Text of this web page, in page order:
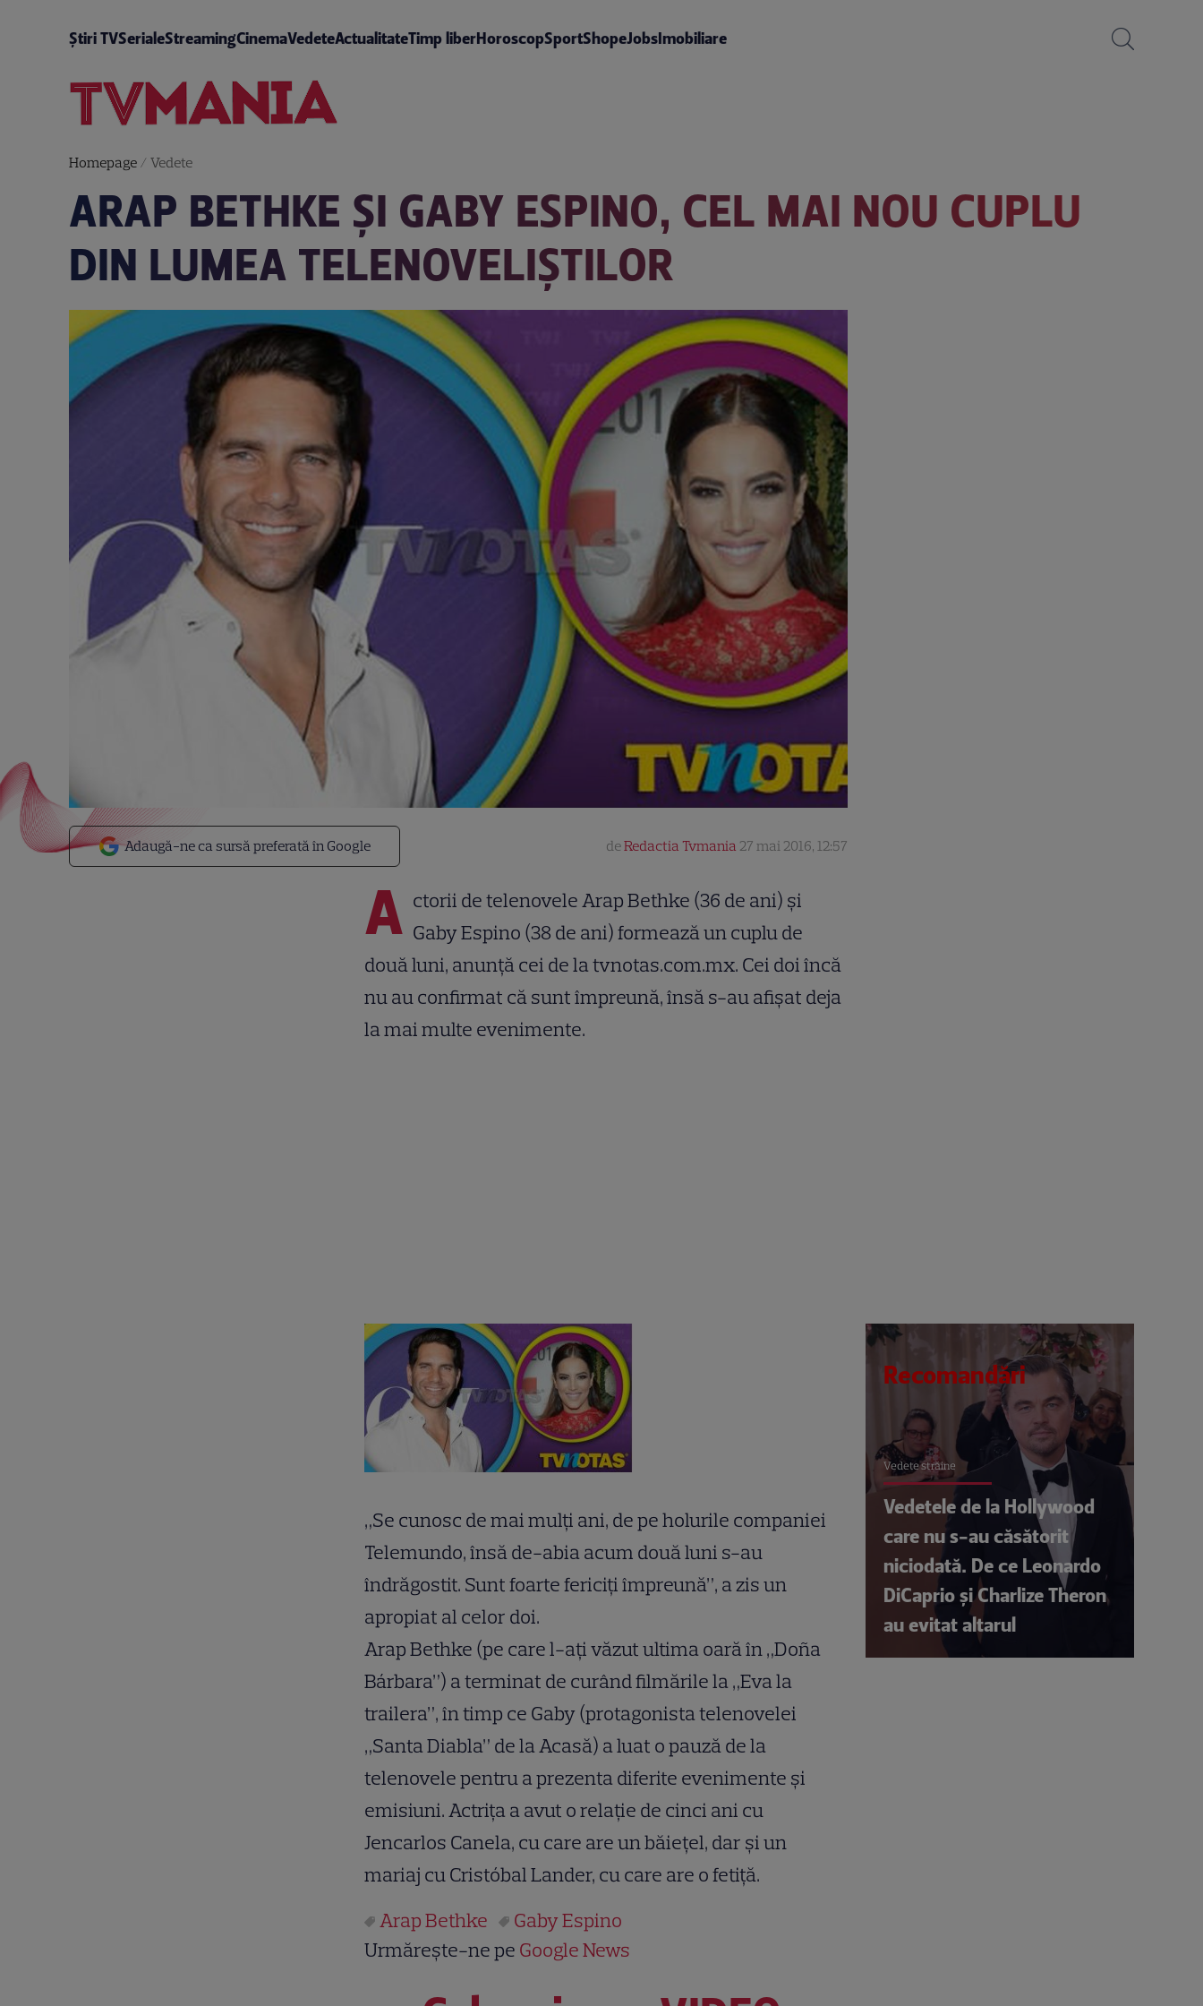
Știri TVSerialeStreamingCinemaVedeteActualitateTimp liberHoroscopSportShopeJobsImobiliare
Homepage/ Vedete
ARAP BETHKE ŞI GABY ESPINO, CEL MAI NOU CUPLU
DIN LUMEA TELENOVELIŞTILOR
Adaugă-ne ca sursă preferată în Google deRedactia Tvmania 27 mai 2016, 12:57
A ctorii de telenovele Arap Bethke (36 de ani) şi
Gaby Espino (38 de ani) formează un cuplu de
două luni, anunţă cei de la tvnotas.com.mx. Cei doi încă
nu au confirmat că sunt împreună, însă s-au afişat deja
la mai multe evenimente.
„Se cunosc de mai mulţi ani, de pe holurile companiei
Telemundo, însă de-abia acum două luni s-au
îndrăgostit. Sunt foarte fericiţi împreună”, a zis un
apropiat al celor doi.
Arap Bethke (pe care l-aţi văzut ultima oară în „Doña
Bárbara”) a terminat de curând filmările la „Eva la
trailera”, în timp ce Gaby (protagonista telenovelei
„Santa Diabla” de la Acasă) a luat o pauză de la
telenovele pentru a prezenta diferite evenimente şi
emisiuni. Actriţa a avut o relaţie de cinci ani cu
Jencarlos Canela, cu care are un băieţel, dar şi un
mariaj cu Cristóbal Lander, cu care are o fetiţă.
Arap Bethke
Gaby Espino
Urmărește-ne pe Google News
Recomandări
Vedete străine
Vedetele de la Hollywood
care nu s-au căsătorit
niciodată. De ce Leonardo
DiCaprio și Charlize Theron
au evitat altarul